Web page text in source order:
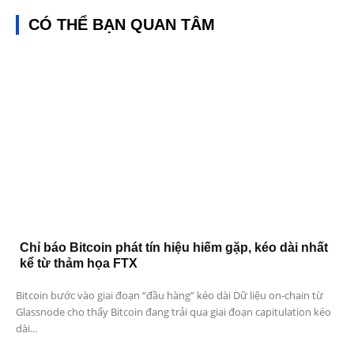
CÓ THỂ BẠN QUAN TÂM
Chỉ báo Bitcoin phát tín hiệu hiếm gặp, kéo dài nhất
kể từ thảm họa FTX
Bitcoin bước vào giai đoạn “đầu hàng” kéo dài Dữ liệu on-chain từ
Glassnode cho thấy Bitcoin đang trải qua giai đoạn capitulation kéo
dài...